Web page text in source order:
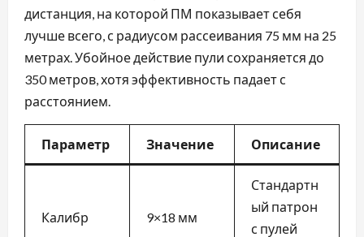
дистанция, на которой ПМ показывает себя
лучше всего, с радиусом рассеивания 75 мм на 25
метрах. Убойное действие пули сохраняется до
350 метров, хотя эффективность падает с
расстоянием.
Параметр Значение Описание
Калибр 9×18 мм
Стандартн
ый патрон
с пулей